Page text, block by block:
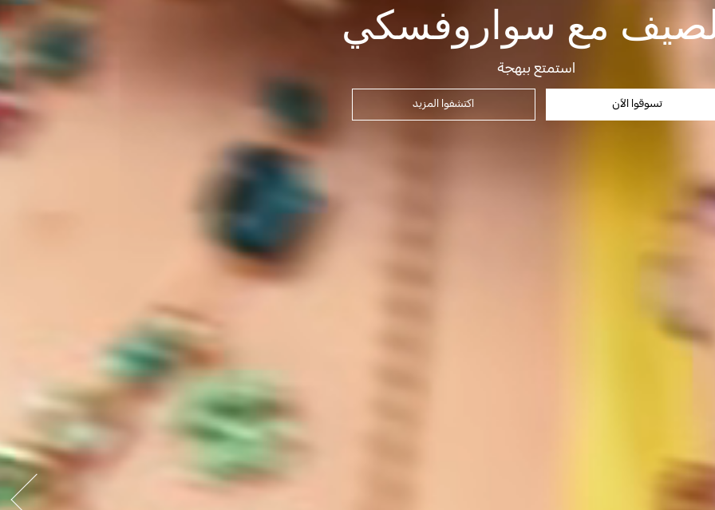
مع سواروفسكي
استمتع ببهجة
تسوقوا الآن اكتشفوا المزيد